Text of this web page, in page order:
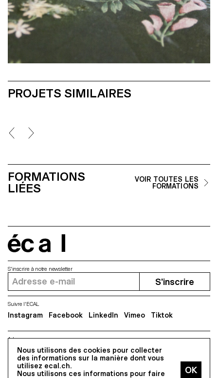
PROJETS SIMILAIRES
FORMATIONS
LIÉES
VOIR TOUTES LES
FORMATIONS
Nous utilisons des cookies pour collecter
des informations sur la manière dont vous
utilisez ecal.ch.
Nous utilisons ces informations pour faire
Adresse
5, avenue du Temple, CH-1020 Renens
S'inscrire à notre newsletter
S'inscrire
Suivre l'ECAL
Instagram Facebook LinkedIn Vimeo Tiktok
Tous droits réservés @2026